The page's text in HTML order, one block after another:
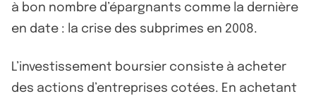
à bon nombre d’épargnants comme la dernière
en date : la crise des subprimes en 2008.
L’investissement boursier consiste à acheter
des actions d’entreprises cotées. En achetant